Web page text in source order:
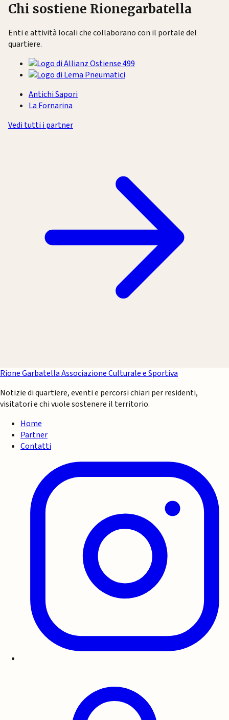
Chi sostiene Rionegarbatella
Enti e attività locali che collaborano con il portale del
quartiere.
Antichi Sapori
La Fornarina
Vedi tutti i partner
Rione GarbatellaAssociazione Culturale e Sportiva
Notizie di quartiere, eventi e percorsi chiari per residenti,
visitatori e chi vuole sostenere il territorio.
Home
Partner
Contatti